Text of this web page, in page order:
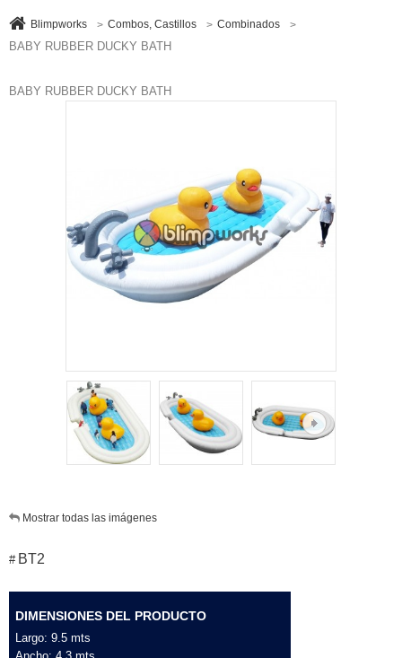
Blimpworks > Combos, Castillos > Combinados >
BABY RUBBER DUCKY BATH
BABY RUBBER DUCKY BATH
Mostrar todas las imágenes
# BT2
DIMENSIONES DEL PRODUCTO
Largo: 9.5 mts